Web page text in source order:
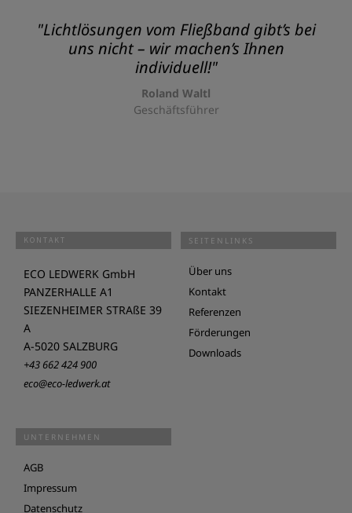
"Lichtlösungen vom Fließband gibt’s bei
uns nicht – wir machen’s Ihnen
individuell!"
Roland Waltl
Geschäftsführer
KONTAKT
ECO LEDWERK GmbH
PANZERHALLE A1
SIEZENHEIMER STRAßE 39
A
A-5020 SALZBURG
+43 662 424 900
eco@eco-ledwerk.at
SEITENLINKS
Über uns
Kontakt
Referenzen
Förderungen
Downloads
UNTERNEHMEN
AGB
Impressum
Datenschutz